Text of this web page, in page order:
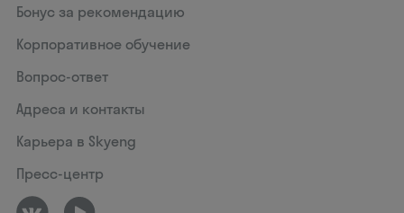
Бонус за рекомендацию
Корпоративное обучение
Вопрос-ответ
Адреса и контакты
Карьера в Skyeng
Пресс-центр